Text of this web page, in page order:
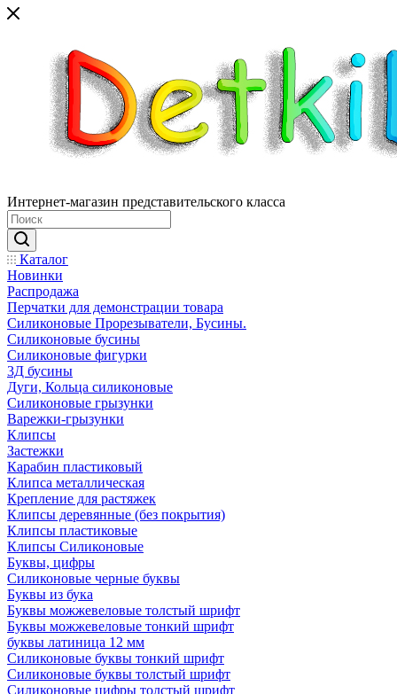
Интернет-магазин представительского класса
Каталог
Новинки
Распродажа
Перчатки для демонстрации товара
Силиконовые Прорезыватели, Бусины.
Силиконовые бусины
Силиконовые фигурки
3Д бусины
Дуги, Кольца силиконовые
Силиконовые грызунки
Варежки-грызунки
Клипсы
Застежки
Карабин пластиковый
Клипса металлическая
Крепление для растяжек
Клипсы деревянные (без покрытия)
Клипсы пластиковые
Клипсы Силиконовые
Буквы, цифры
Силиконовые черные буквы
Буквы из бука
Буквы можжевеловые толстый шрифт
Буквы можжевеловые тонкий шрифт
буквы латиница 12 мм
Силиконовые буквы тонкий шрифт
Силиконовые буквы толстый шрифт
Силиконовые цифры толстый шрифт